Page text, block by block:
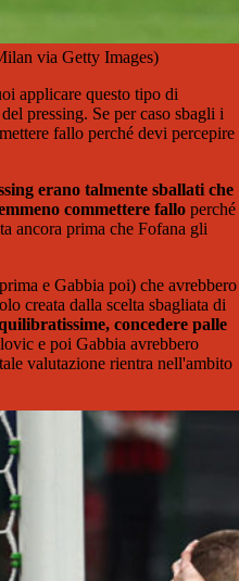
via Getty Images)
applicare questo tipo di
pressing. Se per caso sbagli i
fallo perché devi percepire
erano talmente sballati che
commettere fallo perché
ancora prima che Fofana gli
e Gabbia poi) che avrebbero
creata dalla scelta sbagliata di
concedere palle
e poi Gabbia avrebbero
valutazione rientra nell'ambito